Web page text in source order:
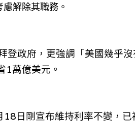
解除其職務。
登政府，更強調「美國幾乎沒
1萬億美元。
日剛宣布維持利率不變，已